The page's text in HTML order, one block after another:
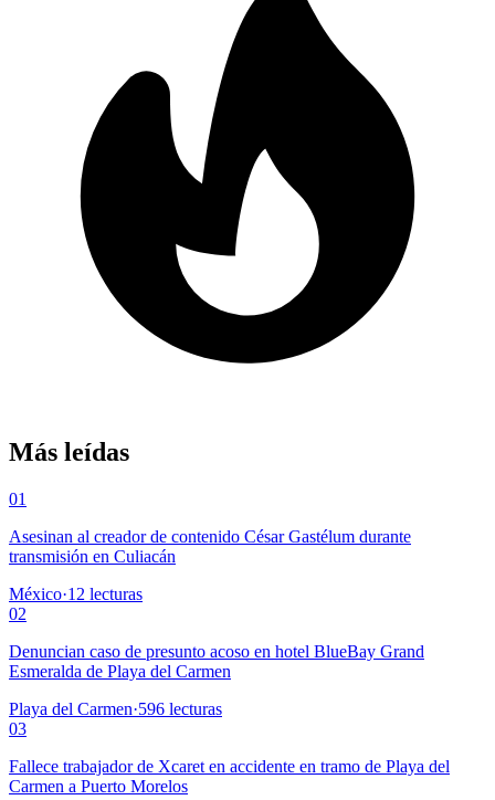
Más leídas
01
Asesinan al creador de contenido César Gastélum durante
transmisión en Culiacán
México·12 lecturas
02
Denuncian caso de presunto acoso en hotel BlueBay Grand
Esmeralda de Playa del Carmen
Playa del Carmen·596 lecturas
03
Fallece trabajador de Xcaret en accidente en tramo de Playa del
Carmen a Puerto Morelos